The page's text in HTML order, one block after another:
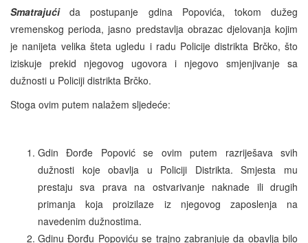
Smatrajućida postupanje gdina Popovića, tokom dužeg
vremenskog perioda, jasno predstavlja obrazac djelovanja kojim
je nanijeta velika šteta ugledu i radu Policije distrikta Brčko, što
iziskuje prekid njegovog ugovora i njegovo smjenjivanje sa
dužnosti u Policiji distrikta Brčko.
Stoga ovim putem nalažem sljedeće:
Gdin Đorđe Popović se ovim putem razriješava svih
dužnosti koje obavlja u Policiji Distrikta. Smjesta mu
prestaju sva prava na ostvarivanje naknade ili drugih
primanja koja proizilaze iz njegovog zaposlenja na
navedenim dužnostima.
Gdinu Đorđu Popoviću se trajno zabranjuje da obavlja bilo